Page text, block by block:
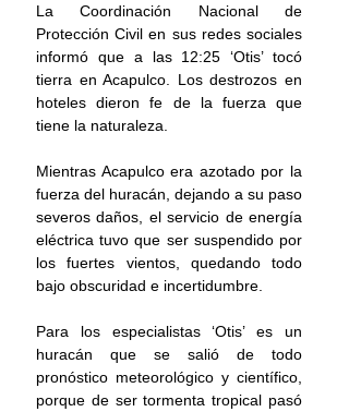
La Coordinación Nacional de
Protección Civil en sus redes sociales
informó que a las 12:25 ‘Otis’ tocó
tierra en Acapulco. Los destrozos en
hoteles dieron fe de la fuerza que
tiene la naturaleza.
Mientras Acapulco era azotado por la
fuerza del huracán, dejando a su paso
severos daños, el servicio de energía
eléctrica tuvo que ser suspendido por
los fuertes vientos, quedando todo
bajo obscuridad e incertidumbre.
Para los especialistas ‘Otis’ es un
huracán que se salió de todo
pronóstico meteorológico y científico,
porque de ser tormenta tropical pasó